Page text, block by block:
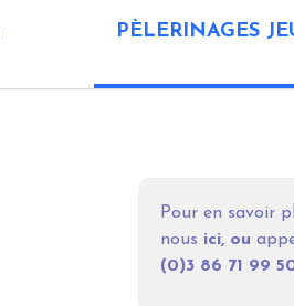
PÈLERINAGES
Pour en savoir
nous ici, ou
(0)3 86 71 99